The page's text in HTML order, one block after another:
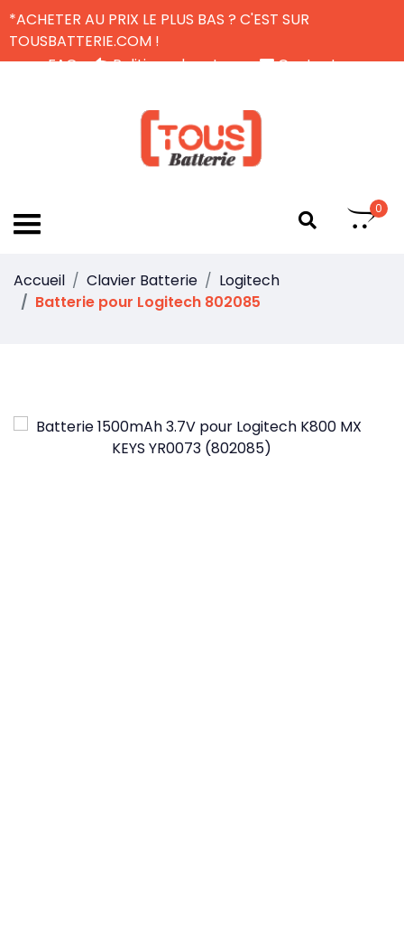
*ACHETER AU PRIX LE PLUS BAS ? C'EST SUR
TOUSBATTERIE.COM !
FAQ
Politique de retour
Contactez-nous
0
Accueil Clavier Batterie
Logitech
Batterie pour Logitech 802085